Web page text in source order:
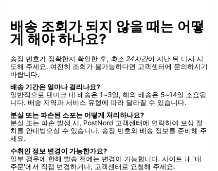
배송 조회가 되지 않을 때는 어떻
게 해야 하나요?
송장 번호가 정확한지 확인한 후, 최소 24시간이 지난 뒤 다시 시
도해 주세요. 여전히 조회가 불가능하다면 고객센터에 문의하시기
바랍니다.
배송 기간은 얼마나 걸리나요?
일반적으로 덴마크 내 배송은 1~3일, 해외 배송은 5~14일 소요됩
니다. 배송 지역과 서비스 유형에 따라 달라질 수 있습니다.
분실 또는 파손된 소포는 어떻게 처리하나요?
분실 또는 파손 발생 시, PostNord 고객센터에 연락하여 보상 절
차를 안내받으실 수 있습니다. 송장 번호와 배송 정보를 준비해 주
세요.
수취인 정보 변경이 가능한가요?
일부 경우에 한해 발송 전에는 변경이 가능합니다. 사이트 내 '내
주문'에서 직접 변경하거나, 고객센터로 요청해 주세요.